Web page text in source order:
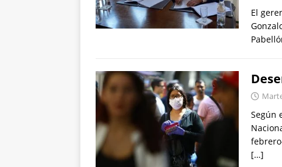
El
Según
[…]